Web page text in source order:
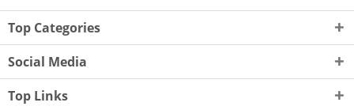
Top Categories
Social Media
Top Links